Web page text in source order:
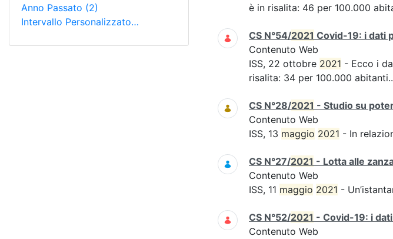
Anno Passato (2)
Intervallo Personalizzato…
è in risalita: 46 per 100.000
CS N°54/2021 Covid-19: i dati
Contenuto Web
ISS, 22 ottobre 2021 - Ecco i
risalita: 34 per 100.000
CS N°28/2021 - Studio su
Contenuto Web
ISS, 13 maggio 2021 - In
CS N°27/2021 - Lotta alle
Contenuto Web
ISS, 11 maggio 2021 -
CS N°52/2021 - Covid-19: i
Contenuto Web